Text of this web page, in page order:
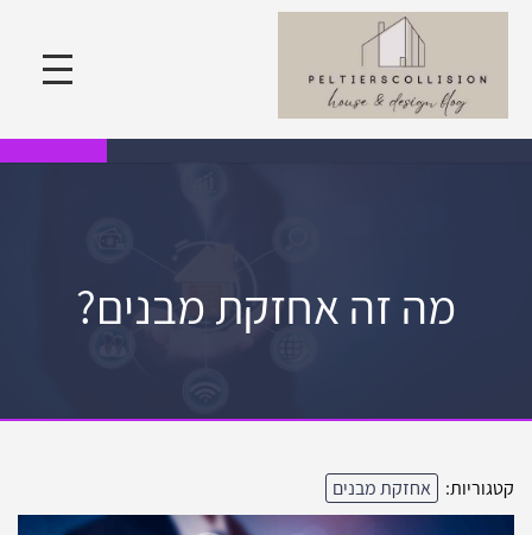
מה זה אחזקת מבנים?
קטגוריות: אחזקת מבנים